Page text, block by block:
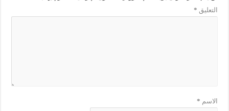
التعليق *
الاسم *